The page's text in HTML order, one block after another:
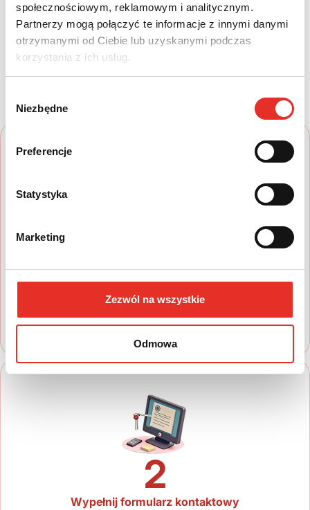
społecznościowym, reklamowym i analitycznym.
Partnerzy mogą połączyć te informacje z innymi danymi
otrzymanymi od Ciebie lub uzyskanymi podczas
korzystania z ich usług.
zgody
Niezbędne
Preferencje
Statystyka
Marketing
Zezwól na wszystkie
Odmowa
Twój nowy samochód w kilku
Zapoznaj się z nasza ofertą, aby wybrać
model, który najbardziej spełnia Twoje
oczekiwania
2
Wypełnij formularz kontaktowy